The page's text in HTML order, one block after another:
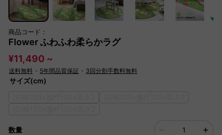
商品コード：
Flower ふわふわ柔らかラグ
¥11,490 ~
送料無料 ・ 5年間品質保証 ・ 3回分割手数料無料
サイズ(cm)
数量